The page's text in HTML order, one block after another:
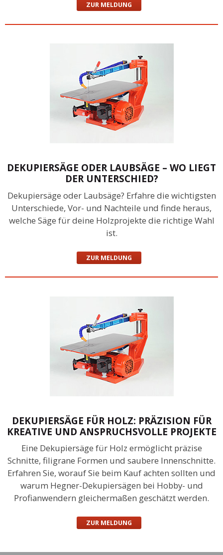
ZUR MELDUNG
DEKUPIERSÄGE ODER LAUBSÄGE – WO LIEGT
DER UNTERSCHIED?
Dekupiersäge oder Laubsäge? Erfahre die wichtigsten
Unterschiede, Vor- und Nachteile und finde heraus,
welche Säge für deine Holzprojekte die richtige Wahl
ist.
ZUR MELDUNG
DEKUPIERSÄGE FÜR HOLZ: PRÄZISION FÜR
KREATIVE UND ANSPRUCHSVOLLE PROJEKTE
Eine Dekupiersäge für Holz ermöglicht präzise
Schnitte, filigrane Formen und saubere Innenschnitte.
Erfahren Sie, worauf Sie beim Kauf achten sollten und
warum Hegner-Dekupiersägen bei Hobby- und
Profianwendern gleichermaßen geschätzt werden.
ZUR MELDUNG